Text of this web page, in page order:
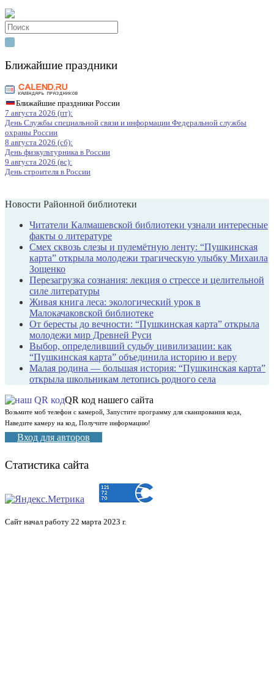
Search
for:
Ближайшие праздники
Ближайшие праздники России
7 августа 2026 (пт):
День Службы специальной связи и информации Федеральной службы
охраны России
8 августа 2026 (сб):
День физкультурника в России
9 августа 2026 (вс):
День строителя в России
Новости Районной библиотеки
Читатели Калмашевской библиотеки узнали интересные
факты о литературе
Смех сквозь слезы и пулемётную ленту: “Пушкинская
карта” открыла молодежи трагическую улыбку Михаила
Зощенко
Перезагрузка сознания: лекция о стрессе и целительной
силе литературы
Живая книга леса: экологический урок в
Малокачаковской библиотеке
От бересты до вечности: “Пушкинская карта” открыла
молодежи мир Древней Руси
Выбор, определивший судьбу цивилизации: как
“Пушкинская карта” объединила историю и веру
Малая родина — большая история: “Пушкинская карта”
открыла школьникам летопись родного села
QR код нашего сайта
Возьмите моб телефон с камерой, Запустите программу для сканирования кода,
Наведите камеру на код, Получите информацию!
Вход для авторов
Статистика сайта
Сайт начал работу 22 марта 2023 г.